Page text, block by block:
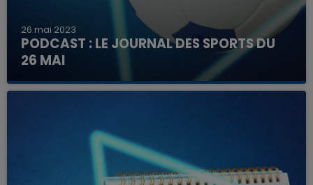
26 mai 2023
PODCAST : LE JOURNAL DES SPORTS DU
26 MAI
Retrouvez en podcast l'essentiel des
événements sportifs à venir ce week-end dans